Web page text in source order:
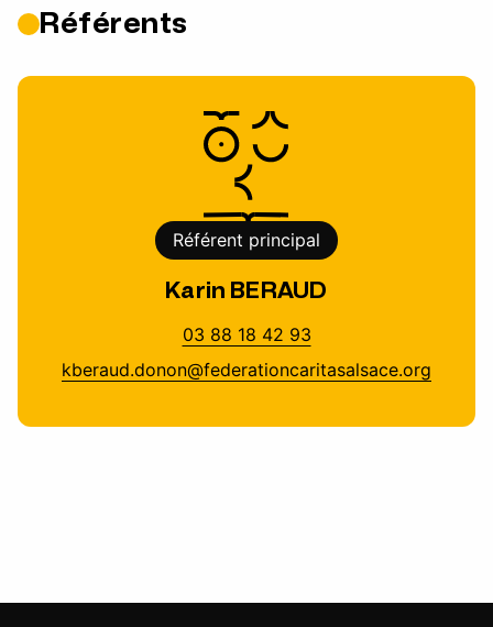
Référents
Référent principal
Karin BERAUD
03 88 18 42 93
kberaud.donon@federationcaritasalsace.org